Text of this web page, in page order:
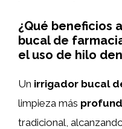
¿Qué beneficios
bucal de
el uso de hilo
Un irrigador bucal
limpieza más
tradicional,